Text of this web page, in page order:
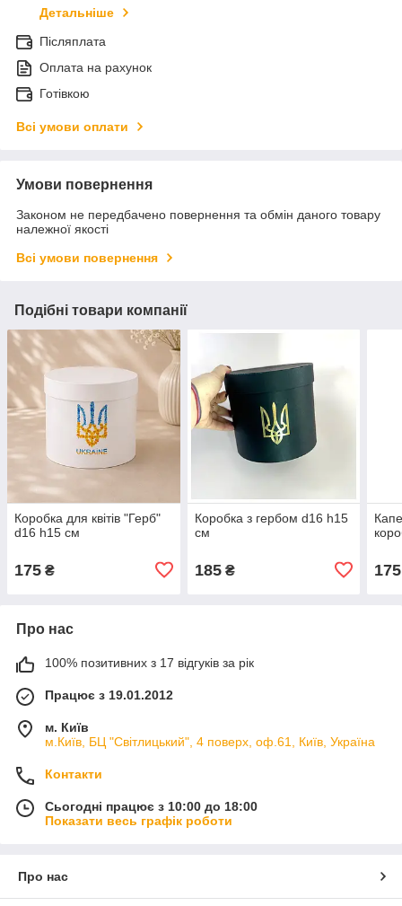
Детальніше
Післяплата
Оплата на рахунок
Готівкою
Всі умови оплати
Умови повернення
Законом не передбачено повернення та обмін даного товару
належної якості
Всі умови повернення
Подібні товари компанії
Коробка для квітів "Герб"
d16 h15 см
175 ₴
Коробка з гербом d16 h15
см
185₴ 175
Про нас
100% позитивних з 17 відгуків за рік
Працює з 19.01.2012
м. Київ
м.Київ, БЦ "Світлицький", 4 поверх, оф.61, Київ, Україна
Контакти
Сьогодні працює з 10:00 до 18:00
Показати весь графік роботи
Про нас